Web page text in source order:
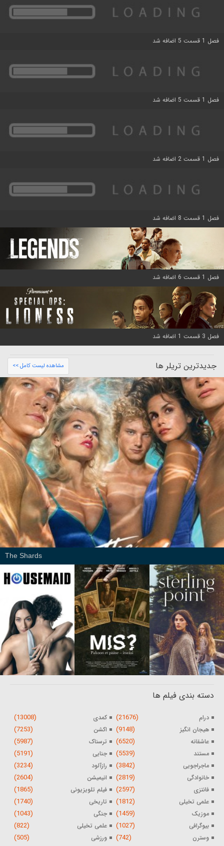
فصل 1 قسمت 5 اضافه شد
فصل 1 قسمت 5 اضافه شد
فصل 1 قسمت 2 اضافه شد
فصل 1 قسمت 8 اضافه شد
فصل 1 قسمت 6 اضافه شد
فصل 3 قسمت 1 اضافه شد
جدیدترین تریلر ها مشاهده لیست کامل >>
The Shards
دسته بندی فیلم ها
درام (21676) کمدی (13008)
هیجان انگیز (9148) اکشن (7253)
عاشقانه (6520) ترسناک (5987)
مستند (5539) جنایی (5191)
ماجراجویی (3842) رازآلود (3234)
خانوادگی (2819) انیمیشن (2604)
فانتزی (2597) فیلم تلویزیونی (1865)
علمی تخیلی (1812) تاریخی (1740)
موزیک (1459) جنگی (1043)
بیوگرافی (1027) علمی تخیلی (822)
وسترن (742) ورزشی (505)